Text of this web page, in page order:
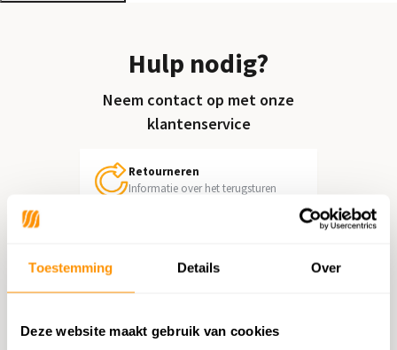
Toestemming Details Over
Deze website maakt gebruik van cookies
Hulp nodig?
Neem contact op met onze
klantenservice
Retourneren
Informatie over het terugsturen
Chatten met een medewerker
vragen@flycarpets.nl